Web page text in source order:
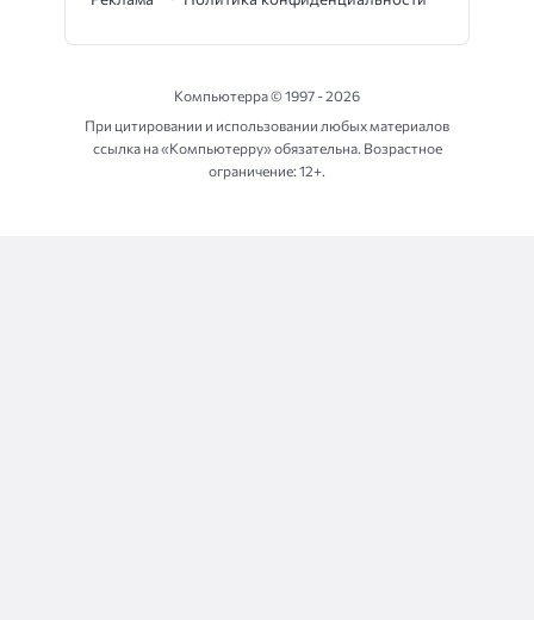
Компьютерра ©1997 - 2026
При цитировании и использовании любых материалов
ссылка на «Компьютерру» обязательна. Возрастное
ограничение: 12+.